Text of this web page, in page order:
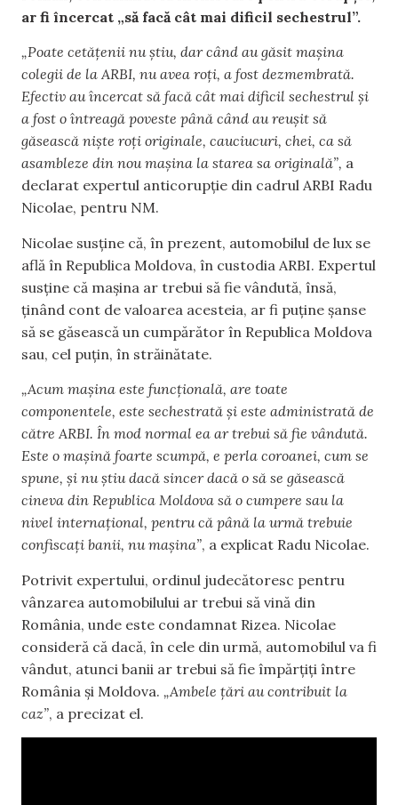
ar fi încercat „să facă cât mai dificil sechestrul”.
„Poate cetățenii nu știu, dar când au găsit mașina
colegii de la ARBI, nu avea roți, a fost dezmembrată.
Efectiv au încercat să facă cât mai dificil sechestrul și
a fost o întreagă poveste până când au reușit să
găsească niște roți originale, cauciucuri, chei, ca să
asambleze din nou mașina la starea sa originală”, a
declarat expertul anticorupție din cadrul ARBI Radu
Nicolae, pentru NM.
Nicolae susține că, în prezent, automobilul de lux se
află în Republica Moldova, în custodia ARBI. Expertul
susține că mașina ar trebui să fie vândută, însă,
ținând cont de valoarea acesteia, ar fi puține șanse
să se găsească un cumpărător în Republica Moldova
sau, cel puțin, în străinătate.
„Acum mașina este funcțională, are toate
componentele, este sechestrată și este administrată de
către ARBI. În mod normal ea ar trebui să fie vândută.
Este o mașină foarte scumpă, e perla coroanei, cum se
spune, și nu știu dacă sincer dacă o să se găsească
cineva din Republica Moldova să o cumpere sau la
nivel internațional, pentru că până la urmă trebuie
confiscați banii, nu mașina”, a explicat Radu Nicolae.
Potrivit expertului, ordinul judecătoresc pentru
vânzarea automobilului ar trebui să vină din
România, unde este condamnat Rizea. Nicolae
consideră că dacă, în cele din urmă, automobilul va fi
vândut, atunci banii ar trebui să fie împărțiți între
România și Moldova. „Ambele țări au contribuit la
caz”, a precizat el.